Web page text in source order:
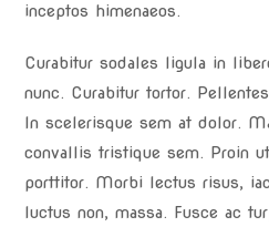
inceptos himenaeos.
Curabitur sodales ligula in
nunc. Curabitur tortor.
In scelerisque sem at dolor.
convallis tristique sem. Proin
porttitor. Morbi lectus risus,
luctus non, massa. Fusce ac